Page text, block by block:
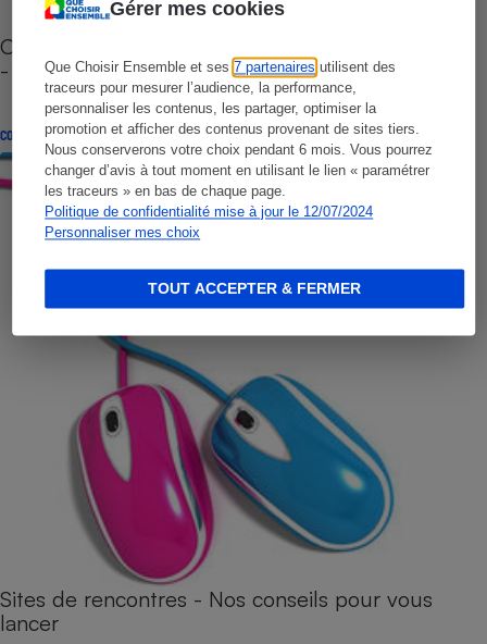
Gérer mes cookies
Que Choisir Ensemble et ses7 partenaires utilisent des
traceurs pour mesurer l’audience, la performance,
personnaliser les contenus, les partager, optimiser la
promotion et afficher des contenus provenant de sites tiers.
Nous conserverons votre choix pendant 6 mois. Vous pourrez
changer d’avis à tout moment en utilisant le lien « paramétrer
les traceurs » en bas de chaque page.
Politique de confidentialité mise à jour le 12/07/2024
Personnaliser mes choix
TOUT ACCEPTER & FERMER
Cafetière à capsules zéro déchet CoffeeB (vidéo)
- Premières impressions
CONSEILS
Sites de rencontres - Nos conseils pour vous
lancer